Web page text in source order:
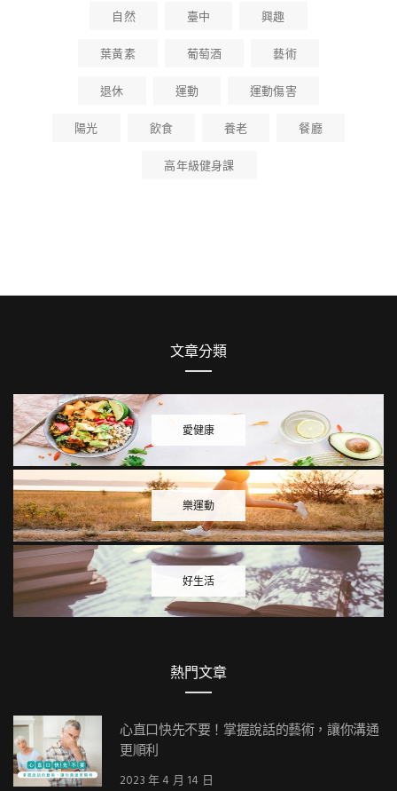
自然 臺中
興趣
葉黃素
葡萄酒
藝術
退休
運動
運動傷害
陽光
飲食 養老
餐廳
高年級健身課
文章分類
愛健康
樂運動
好生活
熱門文章
心直口快先不要！掌握說話的藝術，讓你溝通
更順利
2023 年 4 月 14 日